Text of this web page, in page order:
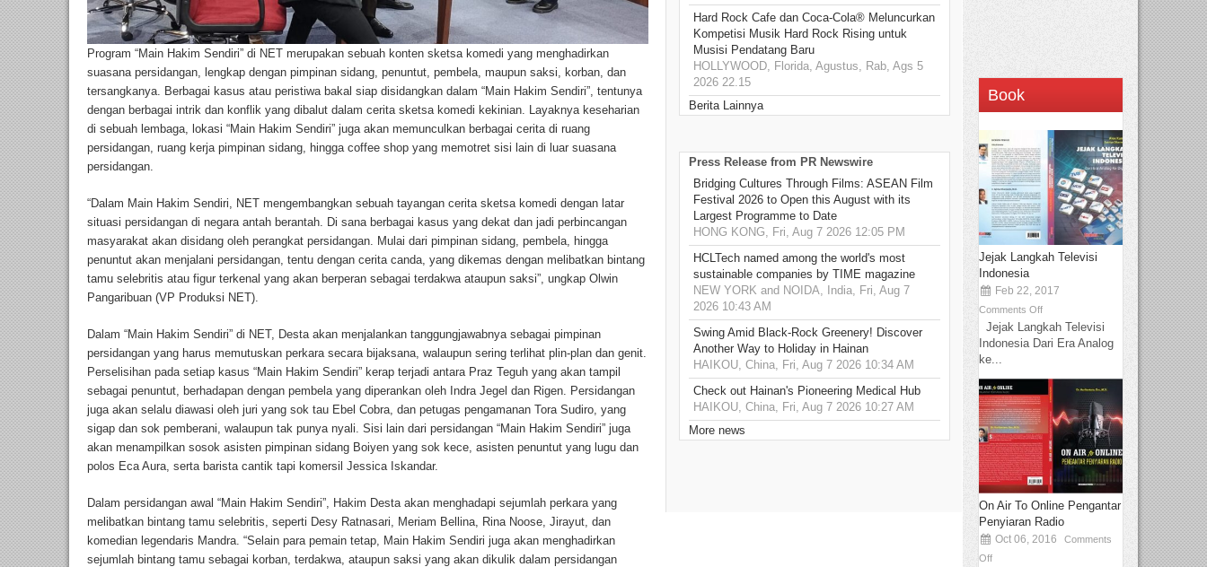
Program “Main Hakim Sendiri” di NET merupakan sebuah konten sketsa komedi yang menghadirkan
suasana persidangan, lengkap dengan pimpinan sidang, penuntut, pembela, maupun saksi, korban, dan
tersangkanya. Berbagai kasus atau peristiwa bakal siap disidangkan dalam “Main Hakim Sendiri”, tentunya
dengan berbagai intrik dan konflik yang dibalut dalam cerita sketsa komedi kekinian. Layaknya keseharian
di sebuah lembaga, lokasi “Main Hakim Sendiri” juga akan memunculkan berbagai cerita di ruang
persidangan, ruang kerja pimpinan sidang, hingga coffee shop yang memotret sisi lain di luar suasana
persidangan.
“Dalam Main Hakim Sendiri, NET mengembangkan sebuah tayangan cerita sketsa komedi dengan latar
situasi persidangan di negara antah berantah. Di sana berbagai kasus yang dekat dan jadi perbincangan
masyarakat akan disidang oleh perangkat persidangan. Mulai dari pimpinan sidang, pembela, hingga
penuntut akan menjalani persidangan, tentu dengan cerita canda, yang dikemas dengan melibatkan bintang
tamu selebritis atau figur terkenal yang akan berperan sebagai terdakwa ataupun saksi”, ungkap Olwin
Pangaribuan (VP Produksi NET).
Dalam “Main Hakim Sendiri” di NET, Desta akan menjalankan tanggungjawabnya sebagai pimpinan
persidangan yang harus memutuskan perkara secara bijaksana, walaupun sering terlihat plin-plan dan genit.
Perselisihan pada setiap kasus “Main Hakim Sendiri” kerap terjadi antara Praz Teguh yang akan tampil
sebagai penuntut, berhadapan dengan pembela yang diperankan oleh Indra Jegel dan Rigen. Persidangan
juga akan selalu diawasi oleh juri yang sok tau Ebel Cobra, dan petugas pengamanan Tora Sudiro, yang
sigap dan sok pemberani, walaupun tak punya nyali. Sisi lain dari persidangan “Main Hakim Sendiri” juga
akan menampilkan sosok asisten pimpinan sidang Boiyen yang sok kece, asisten penuntut yang lugu dan
polos Eca Aura, serta barista cantik tapi komersil Jessica Iskandar.
Dalam persidangan awal “Main Hakim Sendiri”, Hakim Desta akan menghadapi sejumlah perkara yang
melibatkan bintang tamu selebritis, seperti Desy Ratnasari, Meriam Bellina, Rina Noose, Jirayut, dan
komedian legendaris Mandra. “Selain para pemain tetap, Main Hakim Sendiri juga akan menghadirkan
sejumlah bintang tamu sebagai korban, terdakwa, ataupun saksi yang akan dikulik dalam persidangan
Hard Rock Cafe dan Coca-Cola® Meluncurkan
Kompetisi Musik Hard Rock Rising untuk
Musisi Pendatang Baru
HOLLYWOOD, Florida, Agustus, Rab, Ags 5
2026 22.15
Berita Lainnya
Press Release from PR Newswire
Bridging Cultures Through Films: ASEAN Film
Festival 2026 to Open this August with its
Largest Programme to Date
HONG KONG, Fri, Aug 7 2026 12:05 PM
HCLTech named among the world's most
sustainable companies by TIME magazine
NEW YORK and NOIDA, India, Fri, Aug 7
2026 10:43 AM
Swing Amid Black‑Rock Greenery! Discover
Another Way to Holiday in Hainan
HAIKOU, China, Fri, Aug 7 2026 10:34 AM
Check out Hainan's Pioneering Medical Hub
HAIKOU, China, Fri, Aug 7 2026 10:27 AM
More news
Book
Jejak Langkah Televisi
Indonesia
Feb 22, 2017
Comments Off
Jejak Langkah Televisi
Indonesia Dari Era Analog
ke...
On Air To Online Pengantar
Penyiaran Radio
Oct 06, 2016
Comments
Off